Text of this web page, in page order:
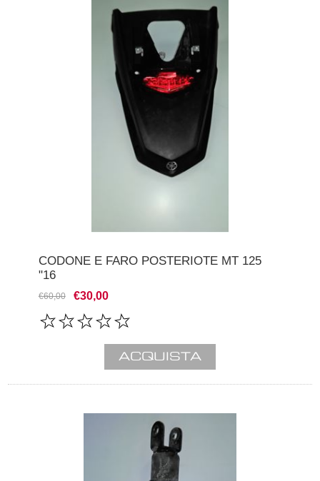
CODONE E FARO POSTERIOTE MT 125
"16
€60,00 €30,00